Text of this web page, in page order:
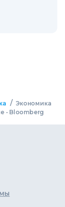
/ Экономика
- Bloomberg